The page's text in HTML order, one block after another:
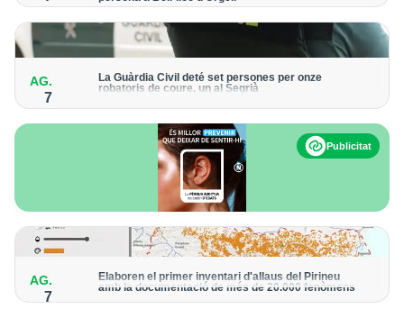
forma progressiva
AG.
7
La Guàrdia Civil deté set persones per onze
robatoris de coure, un al Segrià
Publicitat
AG.
7
Elaboren el primer inventari d'allaus del Pirineu
amb la documentació de més de 20.000 fenòmens
Obra de l'Institut Cartogràfic i Geològic de Catalunya, amb